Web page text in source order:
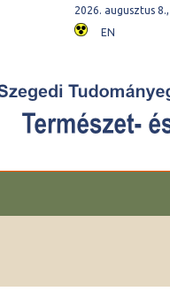
2026. augusztus
EN